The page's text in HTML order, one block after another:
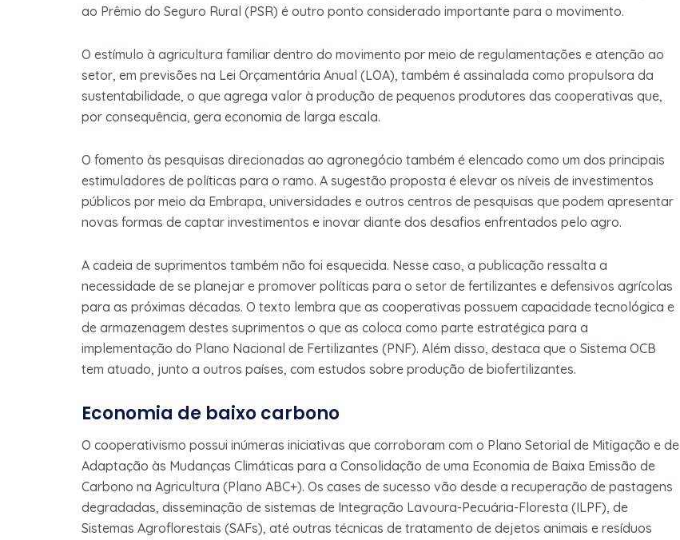
ao Prêmio do Seguro Rural (PSR) é outro ponto considerado importante para o movimento.
O estímulo à agricultura familiar dentro do movimento por meio de regulamentações e atenção ao
setor, em previsões na Lei Orçamentária Anual (LOA), também é assinalada como propulsora da
sustentabilidade, o que agrega valor à produção de pequenos produtores das cooperativas que,
por consequência, gera economia de larga escala.
O fomento às pesquisas direcionadas ao agronegócio também é elencado como um dos principais
estimuladores de políticas para o ramo. A sugestão proposta é elevar os níveis de investimentos
públicos por meio da Embrapa, universidades e outros centros de pesquisas que podem apresentar
novas formas de captar investimentos e inovar diante dos desafios enfrentados pelo agro.
A cadeia de suprimentos também não foi esquecida. Nesse caso, a publicação ressalta a
necessidade de se planejar e promover políticas para o setor de fertilizantes e defensivos agrícolas
para as próximas décadas. O texto lembra que as cooperativas possuem capacidade tecnológica e
de armazenagem destes suprimentos o que as coloca como parte estratégica para a
implementação do Plano Nacional de Fertilizantes (PNF). Além disso, destaca que o Sistema OCB
tem atuado, junto a outros países, com estudos sobre produção de biofertilizantes.
Economia de baixo carbono
O cooperativismo possui inúmeras iniciativas que corroboram com o Plano Setorial de Mitigação e de
Adaptação às Mudanças Climáticas para a Consolidação de uma Economia de Baixa Emissão de
Carbono na Agricultura (Plano ABC+). Os cases de sucesso vão desde a recuperação de pastagens
degradadas, disseminação de sistemas de Integração Lavoura-Pecuária-Floresta (ILPF), de
Sistemas Agroflorestais (SAFs), até outras técnicas de tratamento de dejetos animais e resíduos